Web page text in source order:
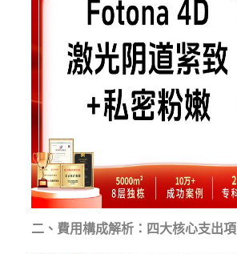
二、費用構成解析：四大核心支出項